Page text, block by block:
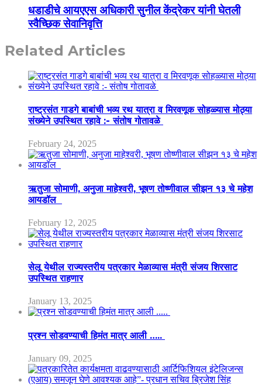
धडाडीचे आयएएस अधिकारी सुनील केंद्रेकर यांनी घेतली
स्वैच्छिक सेवानिवृत्ति
Related Articles
राष्ट्रसंत गाडगे बाबांची भव्य रथ यात्रा व मिरवणूक सोहळ्यास मोठ्या
संख्येने उपस्थित रहावे :- संतोष गोतावळे
February 24, 2025
ऋतुजा सोमाणी, अनुजा माहेश्वरी, भूषण तोष्णीवाल सीझन १३ चे महेश
आयडॉल
February 12, 2025
सेलू येथील राज्यस्तरीय पत्रकार मेळाव्यास मंत्री संजय शिरसाट
उपस्थित राहणार
January 13, 2025
प्रश्न सोडवण्याची हिमंत मात्र आली …..
January 09, 2025